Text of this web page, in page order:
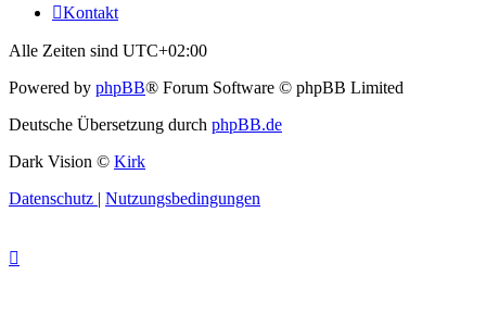
Kontakt
Alle Zeiten sind UTC+02:00
Powered by phpBB® Forum Software © phpBB Limited
Deutsche Übersetzung durch phpBB.de
Dark Vision © Kirk
Datenschutz | Nutzungsbedingungen